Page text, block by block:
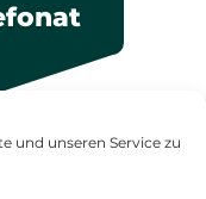
und unseren Service zu
können